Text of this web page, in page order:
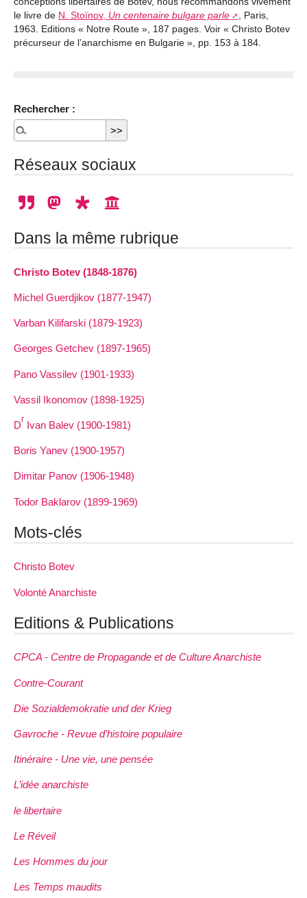
le livre de N. Stoïnov, Un centenaire bulgare parle
, Paris,
1963. Editions « Notre Route », 187 pages. Voir « Christo Botev
précurseur de l’anarchisme en Bulgarie », pp. 153 à 184.
Rechercher :
Réseaux sociaux
Dans la même rubrique
Christo Botev (1848-1876)
Michel Guerdjikov (1877-1947)
Varban Kilifarski (1879-1923)
Georges Getchev (1897-1965)
Pano Vassilev (1901-1933)
Vassil Ikonomov (1898-1925)
Dr Ivan Balev (1900-1981)
Boris Yanev (1900-1957)
Dimitar Panov (1906-1948)
Todor Baklarov (1899-1969)
Mots-clés
Christo Botev
Volonté Anarchiste
Editions & Publications
CPCA - Centre de Propagande et de Culture Anarchiste
Contre-Courant
Die Sozialdemokratie und der Krieg
Gavroche - Revue d’histoire populaire
Itinéraire - Une vie, une pensée
L’idée anarchiste
le libertaire
Le Réveil
Les Hommes du jour
Les Temps maudits